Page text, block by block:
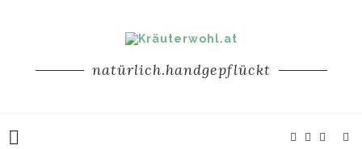
natürlich.handgepflückt